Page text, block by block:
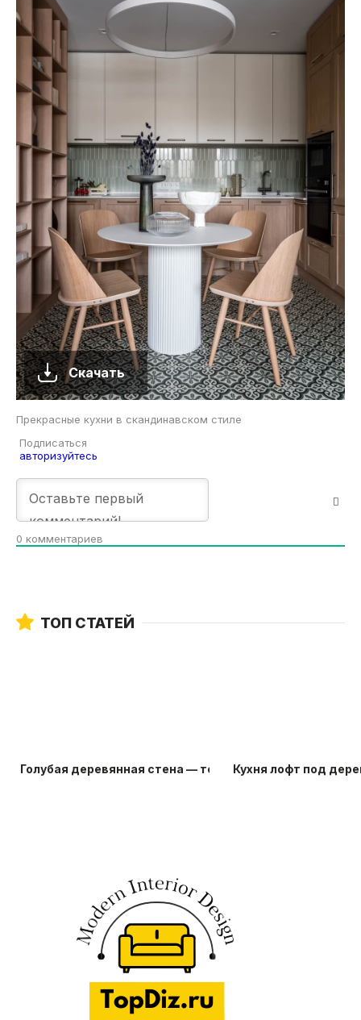
Скачать
Прекрасные кухни в скандинавском стиле
Подписаться
авторизуйтесь
0 комментариев
ТОП СТАТЕЙ
Голубая деревянная стена — топ-20 идейКухня лофт под